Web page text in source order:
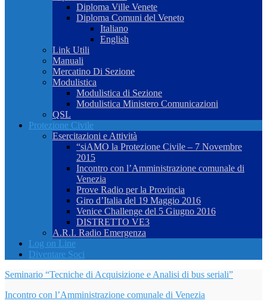
Diploma Ville Venete
Diploma Comuni del Veneto
Italiano
English
Link Utili
Manuali
Mercatino Di Sezione
Modulistica
Modulistica di Sezione
Modulistica Ministero Comunicazioni
QSL
Protezione Civile
Esercitazioni e Attività
“siAMO la Protezione Civile – 7 Novembre
2015
Incontro con l’Amministrazione comunale di
Venezia
Prove Radio per la Provincia
Giro d’Italia del 19 Maggio 2016
Venice Challenge del 5 Giugno 2016
DISTRETTO VE3
A.R.I. Radio Emergenza
Log on Line
Diventare Soci
Seminario “Tecniche di Acquisizione e Analisi di bus seriali”
Incontro con l’Amministrazione comunale di Venezia